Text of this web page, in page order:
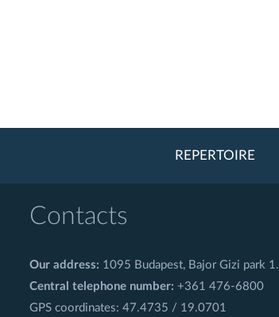
REPERTOIRE
Contacts
Our address: 1095 Budapest, Bajor Gizi park 1.
Central telephone number: +361 476-6800
GPS coordinates: 47.4735 / 19.0701